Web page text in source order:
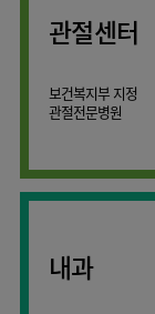
특수치료내시경센터
간담도췌장이식센터
건강증진센터
외상골절센터
인터벤션센터
신장내과
호흡기내과
외과
비뇨의학과
산부인과
글로벌
얼라이언스
조직도
의료진
소개
관절센터
보건복지부 지정
관절전문병원
내과